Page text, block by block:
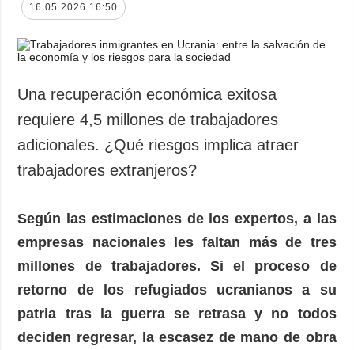
16.05.2026 16:50
Una recuperación económica exitosa
requiere 4,5 millones de trabajadores
adicionales. ¿Qué riesgos implica atraer
trabajadores extranjeros?
Según las estimaciones de los expertos, a las
empresas nacionales les faltan más de tres
millones de trabajadores. Si el proceso de
retorno de los refugiados ucranianos a su
patria tras la guerra se retrasa y no todos
deciden regresar, la escasez de mano de obra